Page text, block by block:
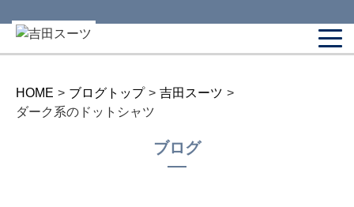
HOME > ブログトップ > 吉田スーツ >
ダーク系のドットシャツ
ブログ